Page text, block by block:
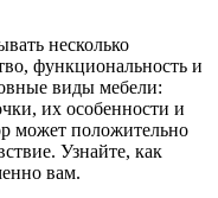
несколько
функциональность и
виды мебели:
их особенности и
может положительно
Узнайте, как
вам.